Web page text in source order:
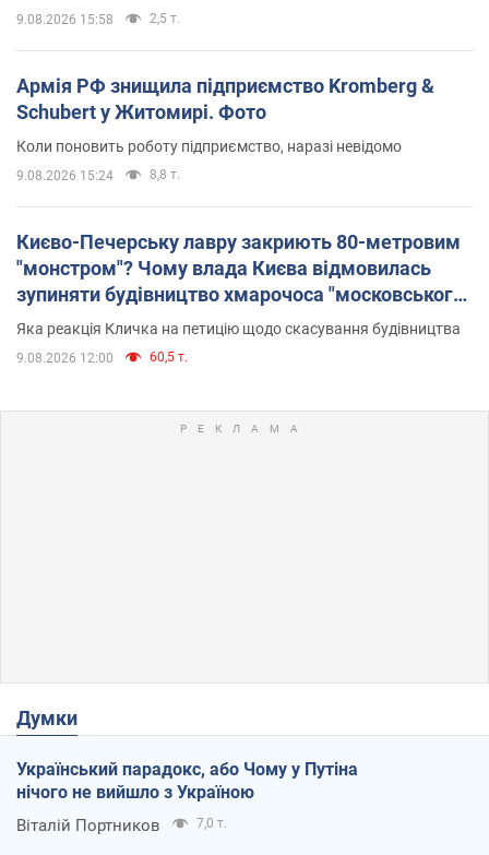
9.08.2026 15:58 2,5 т.
Армія РФ знищила підприємство Kromberg &
Schubert у Житомирі. Фото
Коли поновить роботу підприємство, наразі невідомо
9.08.2026 15:24 8,8 т.
Києво-Печерську лавру закриють 80-метровим
"монстром"? Чому влада Києва відмовилась
зупиняти будівництво хмарочоса "московського
вірянина"
Яка реакція Кличка на петицію щодо скасування будівництва
9.08.2026 12:00 60,5 т.
Думки
Український парадокс, або Чому у Путіна
нічого не вийшло з Україною
Віталій Портников 7,0 т.